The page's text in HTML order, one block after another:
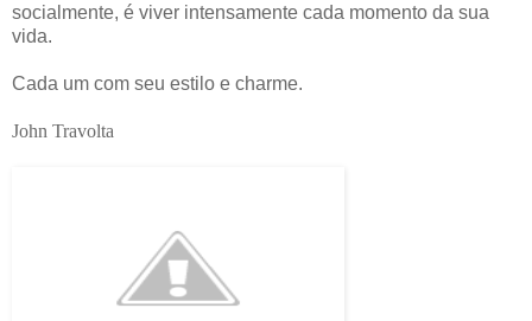
socialmente, é viver intensamente cada momento da sua
vida.
Cada um com seu estilo e charme.
John Travolta